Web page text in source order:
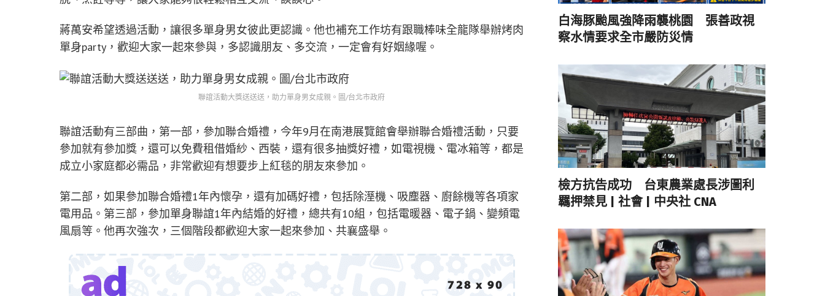
蔣萬安希望透過活動，讓很多單身男女彼此更認識。他也補充工作坊有跟職棒味全龍隊舉辦烤肉
單身party，歡迎大家一起來參與，多認識朋友、多交流，一定會有好姻緣喔。
聯誼活動大獎送送送，助力單身男女成親。圖/台北市政府
聯誼活動有三部曲，第一部，參加聯合婚禮，今年9月在南港展覽館會舉辦聯合婚禮活動，只要
參加就有參加獎，還可以免費租借婚紗、西裝，還有很多抽獎好禮，如電視機、電冰箱等，都是
成立小家庭都必需品，非常歡迎有想要步上紅毯的朋友來參加。
第二部，如果參加聯合婚禮1年內懷孕，還有加碼好禮，包括除溼機、吸塵器、廚餘機等各項家
電用品。第三部，參加單身聯誼1年內結婚的好禮，總共有10組，包括電暖器、電子鍋、變頻電
風扇等。他再次強次，三個階段都歡迎大家一起來參加、共襄盛舉。
白海豚颱風強降雨襲桃園 張善政視
察水情要求全市嚴防災情
檢方抗告成功 台東農業處長涉圖利
羈押禁見 | 社會 | 中央社 CNA